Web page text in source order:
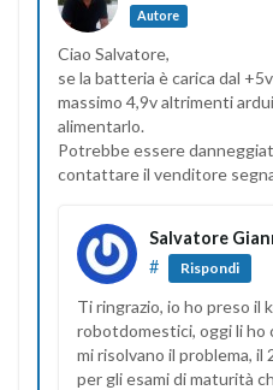
Autore
Ciao Salvatore,
se la batteria è carica dal
massimo 4,9v altrimenti
alimentarlo.
Potrebbe essere
contattare il venditore
Salvatore
#
Rispondi
Ti ringrazio, io ho preso il
robotdomestici, oggi li
mi risolvano il problema,
per gli esami di maturità